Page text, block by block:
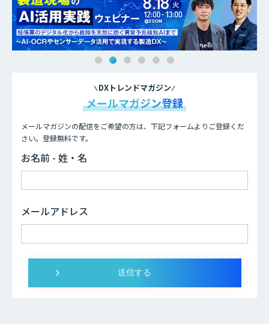
DXトレンドマガジン
メールマガジン登録
メールマガジンの配信をご希望の方は、下記フォームよりご登録くだ
さい。登録無料です。
お名前 - 姓・名
メールアドレス